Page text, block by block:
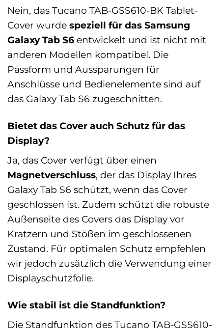
Nein, das Tucano TAB-GSS610-BK Tablet-
Cover wurde speziell für das Samsung
Galaxy Tab S6 entwickelt und ist nicht mit
anderen Modellen kompatibel. Die
Passform und Aussparungen für
Anschlüsse und Bedienelemente sind auf
das Galaxy Tab S6 zugeschnitten.
Bietet das Cover auch Schutz für das
Display?
Ja, das Cover verfügt über einen
Magnetverschluss, der das Display Ihres
Galaxy Tab S6 schützt, wenn das Cover
geschlossen ist. Zudem schützt die robuste
Außenseite des Covers das Display vor
Kratzern und Stößen im geschlossenen
Zustand. Für optimalen Schutz empfehlen
wir jedoch zusätzlich die Verwendung einer
Displayschutzfolie.
Wie stabil ist die Standfunktion?
Die Standfunktion des Tucano TAB-GSS610-